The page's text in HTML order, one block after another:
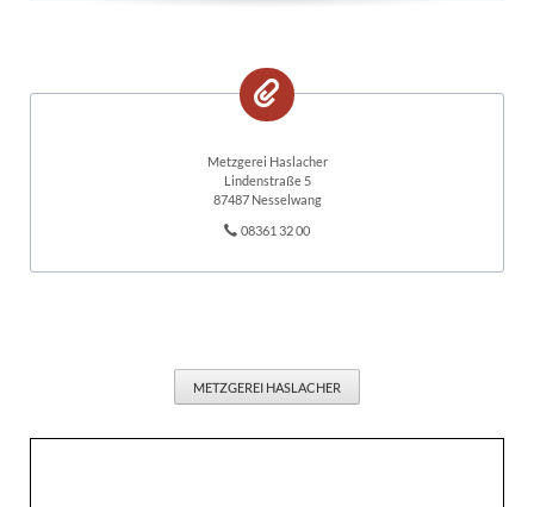
Metzgerei Haslacher
Lindenstraße 5
87487 Nesselwang
08361 32 00
METZGEREI HASLACHER